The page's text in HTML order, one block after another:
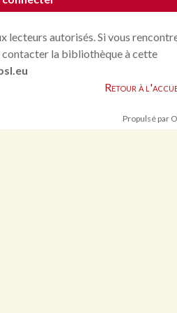
lecteurs autorisés. Si vous
contacter la bibliothèque à cette
Retour à
Propulsé par